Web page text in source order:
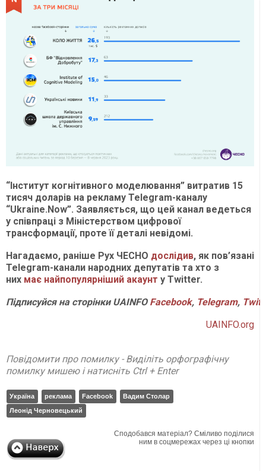
“Інститут когнітивного моделювання” витратив 15
тисяч доларів на рекламу Telegram-каналу
“Ukraine.Now”. Заявляється, що цей канал ведеться
у співпраці з Міністерством цифрової
трансформації, проте її деталі невідомі.
Нагадаємо, раніше Рух ЧЕСНО дослідив, як пов’язані
Telegram-канали народних депутатів та хто з
них має найпопулярніший акаунт у Twitter.
Підписуйся на сторінки UAINFO Facebook, Telegram,
UAINFO.org
Повідомити про помилку - Виділіть орфографічну
помилку мишею і натисніть Ctrl + Enter
Україна реклама Facebook
Вадим Столар
Леонід Черновецький
Сподобався матеріал? Сміливо поділися
ним в соцмережах через ці кнопки